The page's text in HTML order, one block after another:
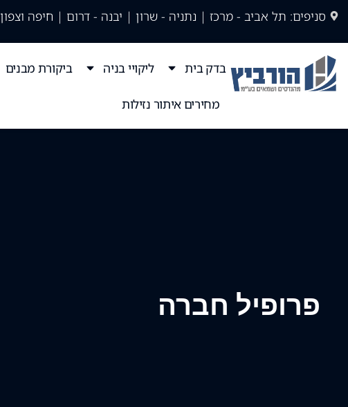
סניפים: תל אביב - מרכז | נתניה - שרון | יבנה - דרום | חיפה וצפון
בדק בית ליקויי בניה ביקורת מבנים
מחירים איתור נזילות
פרופיל חברה